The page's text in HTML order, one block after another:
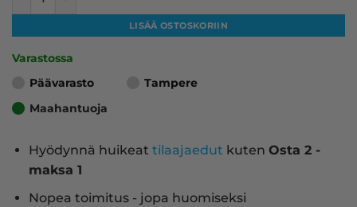
LISÄÄ OSTOSKORIIN
Varastossa
Päävarasto
Tampere
Maahantuoja
Hyödynnä huikeat tilaajaedut kuten Osta 2 -
maksa 1
Nopea toimitus - jopa huomiseksi